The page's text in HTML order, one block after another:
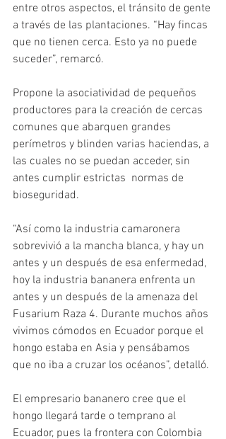
entre otros aspectos, el tránsito de gente
a través de las plantaciones. “Hay fincas
que no tienen cerca. Esto ya no puede
suceder”, remarcó.
Propone la asociatividad de pequeños
productores para la creación de cercas
comunes que abarquen grandes
perímetros y blinden varias haciendas, a
las cuales no se puedan acceder, sin
antes cumplir estrictas  normas de
bioseguridad.
“Así como la industria camaronera
sobrevivió a la mancha blanca, y hay un
antes y un después de esa enfermedad,
hoy la industria bananera enfrenta un
antes y un después de la amenaza del
Fusarium Raza 4. Durante muchos años
vivimos cómodos en Ecuador porque el
hongo estaba en Asia y pensábamos
que no iba a cruzar los océanos”, detalló.
El empresario bananero cree que el
hongo llegará tarde o temprano al
Ecuador, pues la frontera con Colombia